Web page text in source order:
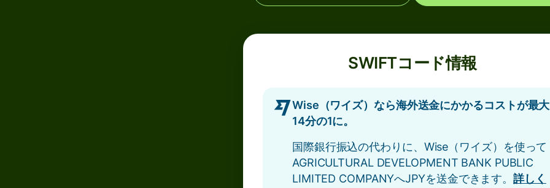
SWIFTコード情報
Wise（ワイズ）なら海外送金にかかるコストが最大
14分の1に。
国際銀行振込の代わりに、Wise（ワイズ）を使って
AGRICULTURAL DEVELOPMENT BANK PUBLIC
LIMITED COMPANYへJPYを送金できます。詳しく